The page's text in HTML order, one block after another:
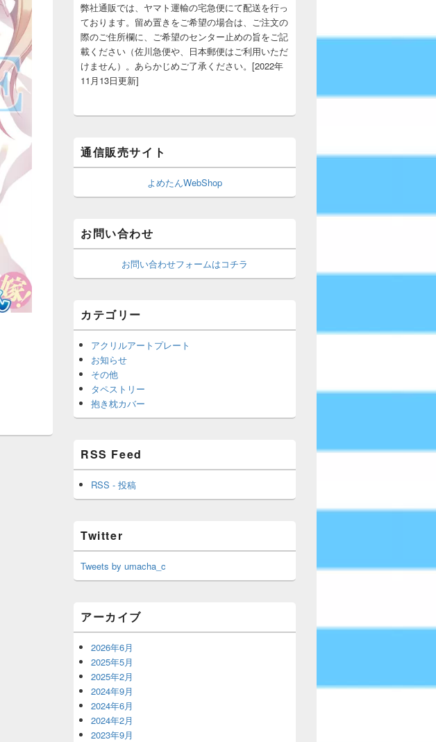
弊社通販では、ヤマト運輸の宅急便にて配送を行っ
ております。留め置きをご希望の場合は、ご注文の
際のご住所欄に、ご希望のセンター止めの旨をご記
載ください（佐川急便や、日本郵便はご利用いただ
けません）。あらかじめご了承ください。[2022年
11月13日更新]
通信販売サイト
よめたんWebShop
お問い合わせ
お問い合わせフォームはコチラ
カテゴリー
アクリルアートプレート
お知らせ
その他
タペストリー
抱き枕カバー
RSS Feed
RSS - 投稿
Twitter
Tweets by umacha_c
アーカイブ
2026年6月
2025年5月
2025年2月
2024年9月
2024年6月
2024年2月
2023年9月